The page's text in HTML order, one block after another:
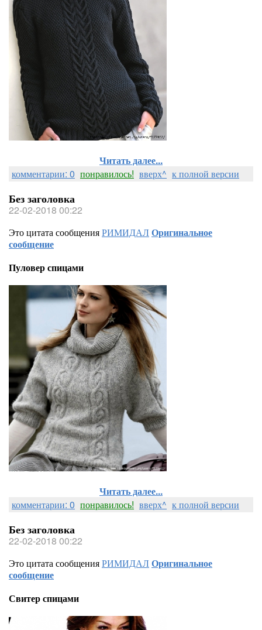
Читать далее...
комментарии: 0 понравилось! вверх^ к полной версии
Без заголовка
22-02-2018 00:22
Это цитата сообщенияРИМИДАЛОригинальное
сообщение
Пуловер спицами
Читать далее...
комментарии: 0 понравилось! вверх^ к полной версии
Без заголовка
22-02-2018 00:22
Это цитата сообщенияРИМИДАЛОригинальное
сообщение
Свитер спицами